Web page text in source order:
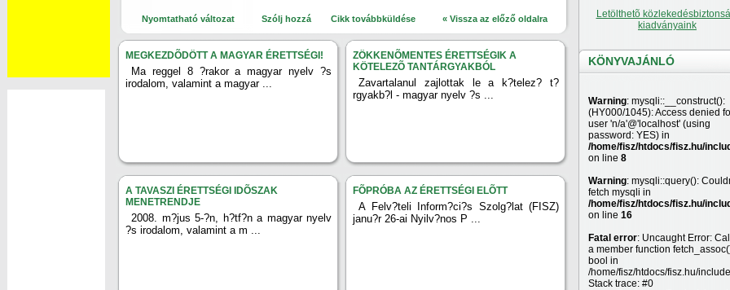
Nyomtatható változat Szólj hozzá Cikk továbbküldése « Vissza az előző oldalra
MEGKEZDÕDÖTT A MAGYAR ÉRETTSÉGI!
Ma reggel 8 ?rakor a magyar nyelv ?s
irodalom, valamint a magyar ...
ZÖKKENÕMENTES ÉRETTSÉGIK A
KÖTELEZÕ TANTÁRGYAKBÓL
Zavartalanul zajlottak le a k?telez? t?
rgyakb?l - magyar nyelv ?s ...
A TAVASZI ÉRETTSÉGI IDÕSZAK
MENETRENDJE
2008. m?jus 5-?n, h?tf?n a magyar nyelv
?s irodalom, valamint a m ...
FÕPRÓBA AZ ÉRETTSÉGI ELÕTT
A Felv?teli Inform?ci?s Szolg?lat (FISZ)
janu?r 26-ai Nyilv?nos P ...
Letölthetõ
kiadványaink
KÖNYVAJÁNLÓ
Warning: mysqli::__construct():
(HY000/1045): Access denied
user 'n/a'@'localhost' (using
password: YES) in
/home/fisz/htdocs/fisz.hu/
on line 8
Warning: mysqli::query():
fetch mysqli in
/home/fisz/htdocs/fisz.hu/
on line 16
Fatal error: Uncaught Error:
a member function
bool in
/home/fisz/htdocs/fisz.hu/
Stack trace: #0